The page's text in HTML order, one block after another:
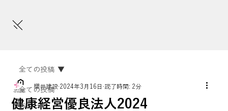
全ての投稿
お知らせ
全ての投稿
健康経営優良法人2024
櫻井建設 2024年3月16日 読了時間: 2分